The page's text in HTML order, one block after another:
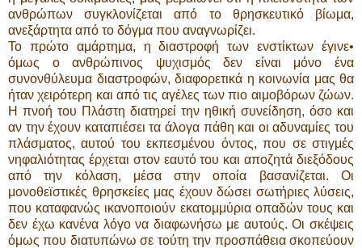
ανθρώπων συγκλονίζεται από το θρησκευτικό βίωμα,
ανεξάρτητα από το δόγμα που αναγνωρίζει.
Το πρώτο αμάρτημα, η διαστροφή των ενστίκτων έγινε•
όμως ο ανθρώπινος ψυχισμός δεν είναι μόνο ένα
συνονθύλευμα διαστροφών, διαφορετικά η κοινωνία μας θα
ήταν χειρότερη και από τις αγέλες των πιο αιμοβόρων ζώων.
Η πνοή του Πλάστη διατηρεί την ηθική συνείδηση, όσο και
αν την έχουν καταπιέσει τα άλογα πάθη και οι αδυναμίες του
πλάσματος, αυτού του εκπεσμένου όντος, που σε στιγμές
νηφαλιότητας έρχεται στον εαυτό του και αποζητά διεξόδους
από την κόλαση, μέσα στην οποία βασανίζεται. Οι
μονοθεϊστικές θρησκείες μας έχουν δώσει σωτήριες λύσεις,
που καταφανώς ικανοποιούν εκατομμύρια οπαδών τους και
δεν έχω κανένα λόγο να διαφωνήσω με αυτούς. Οι σκέψεις
όμως που διατυπώνω σε τούτη την προσπάθεια σκοπεύουν